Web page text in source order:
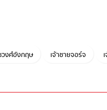
วงศ์อังกฤษ เจ้าชายจอร์จ